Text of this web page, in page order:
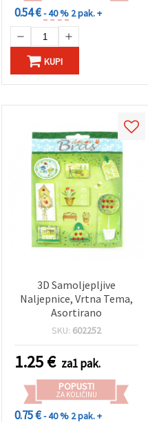
0.54 €- 40 % 2 pak. +
KUPI
3D Samoljepljive
Naljepnice, Vrtna Tema,
Asortirano
SKU: 602252
1.25€ za1 pak.
POPUSTI
ZA KOLIČINU
0.75 €- 40 % 2 pak. +